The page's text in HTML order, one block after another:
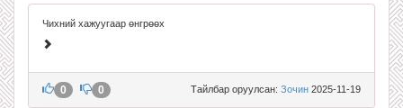
Чихний хажуугаар өнгрөөх
Тайлбар оруулсан: Зочин 2025-11-19
0 0